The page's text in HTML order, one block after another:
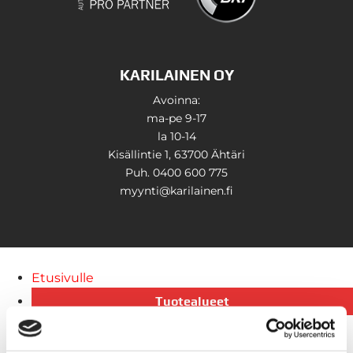
KARILAINEN OY
Avoinna:
ma-pe 9-17
la 10-14
Kisällintie 1, 63700 Ähtäri
Puh. 0400 600 775
myynti@karilainen.fi
Etusivulle
Tuotealueet
Veneily